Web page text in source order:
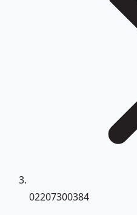
02207300384